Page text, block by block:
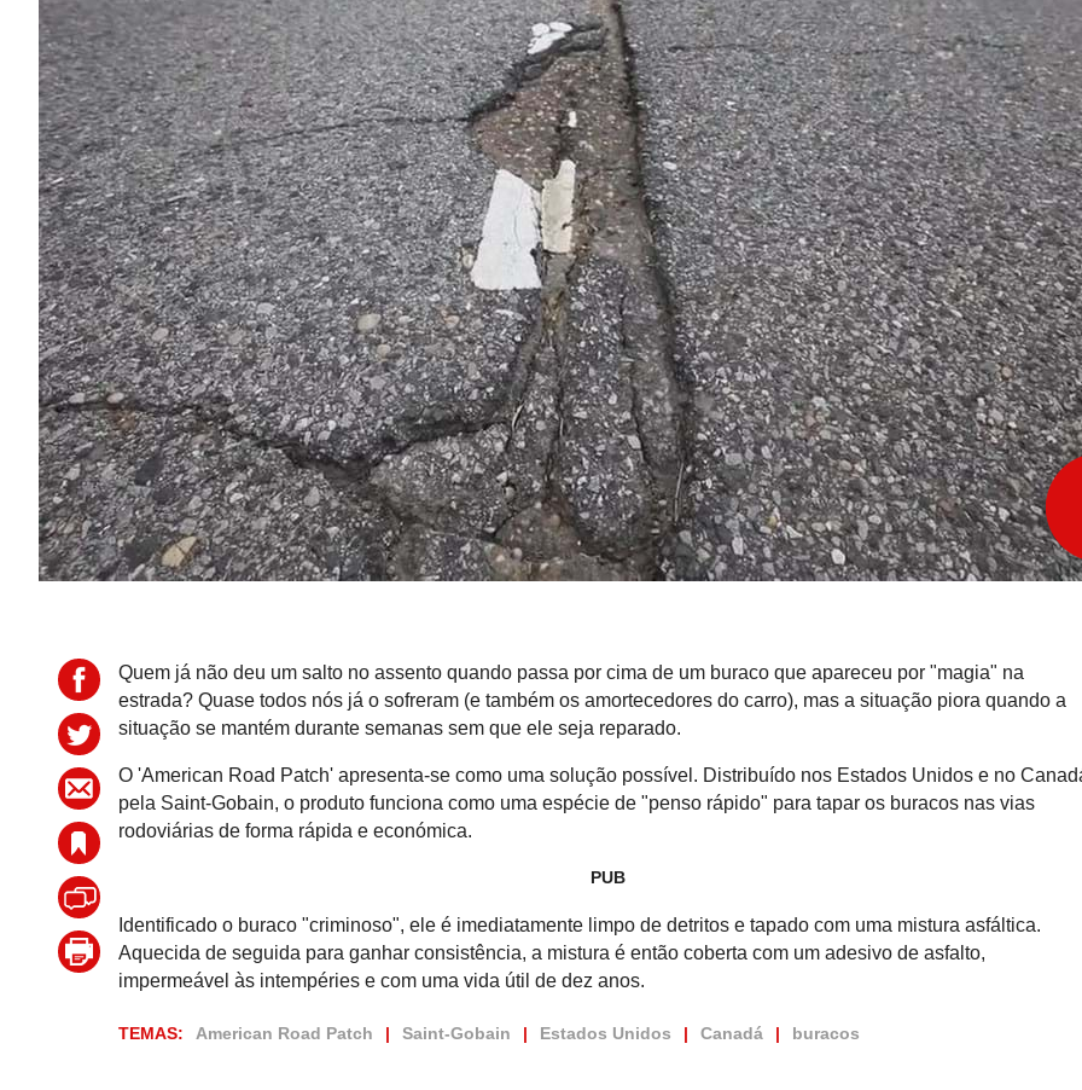
Quem já não deu um salto no assento quando passa por cima de um buraco que apareceu por "magia" na
estrada? Quase todos nós já o sofreram (e também os amortecedores do carro), mas a situação piora quando a
situação se mantém durante semanas sem que ele seja reparado.
O 'American Road Patch' apresenta-se como uma solução possível. Distribuído nos Estados Unidos e no
pela Saint-Gobain, o produto funciona como uma espécie de "penso rápido" para tapar os buracos nas vias
rodoviárias de forma rápida e económica.
PUB
Identificado o buraco "criminoso", ele é imediatamente limpo de detritos e tapado com uma mistura asfáltica.
Aquecida de seguida para ganhar consistência, a mistura é então coberta com um adesivo de asfalto,
impermeável às intempéries e com uma vida útil de dez anos.
TEMAS: American Road Patch Saint-Gobain Estados Unidos Canadá buracos
para o puro gozo ao